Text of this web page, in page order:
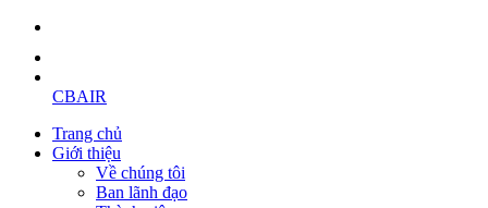
CBAIR
Trang chủ
Giới thiệu
Về chúng tôi
Ban lãnh đạo